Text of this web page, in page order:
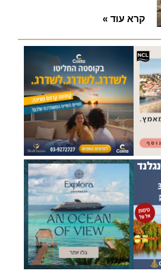
קרא עוד »